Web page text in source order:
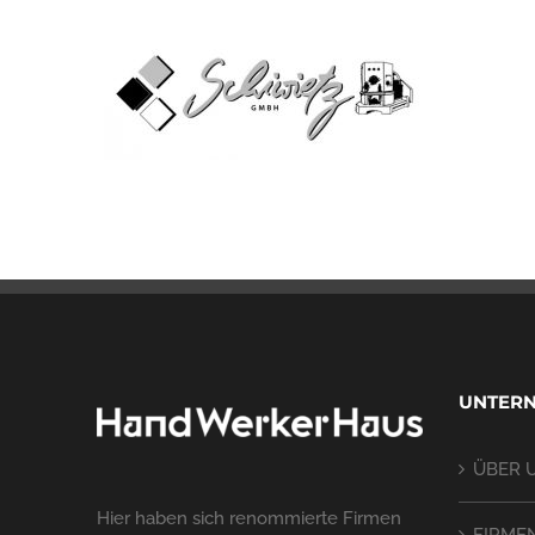
Hier haben sich renommierte Firmen
ÜBER